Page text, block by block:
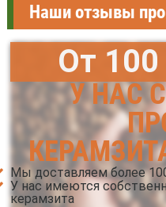
Наши отзывы
От
У НАС
Мы доставляем более
У нас имеются
керамзита